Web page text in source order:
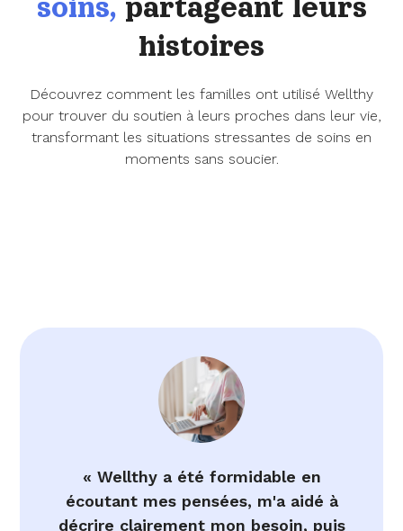
soins,partageant leurs
histoires
Découvrez comment les familles ont utilisé Wellthy
pour trouver du soutien à leurs proches dans leur vie,
transformant les situations stressantes de soins en
moments sans soucier.
« Wellthy a été formidable en
écoutant mes pensées, m'a aidé à
décrire clairement mon besoin, puis